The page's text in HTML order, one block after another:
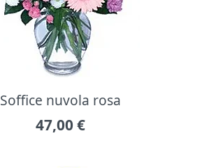
Soffice nuvola rosa
47,00 €